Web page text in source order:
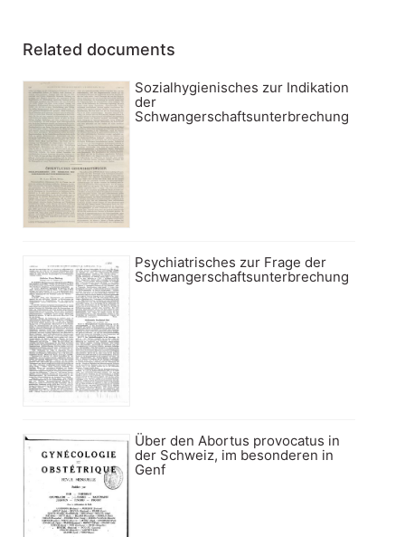
Related documents
Sozialhygienisches zur Indikation
der
Schwangerschaftsunterbrechung
Psychiatrisches zur Frage der
Schwangerschaftsunterbrechung
Über den Abortus provocatus in
der Schweiz, im besonderen in
Genf